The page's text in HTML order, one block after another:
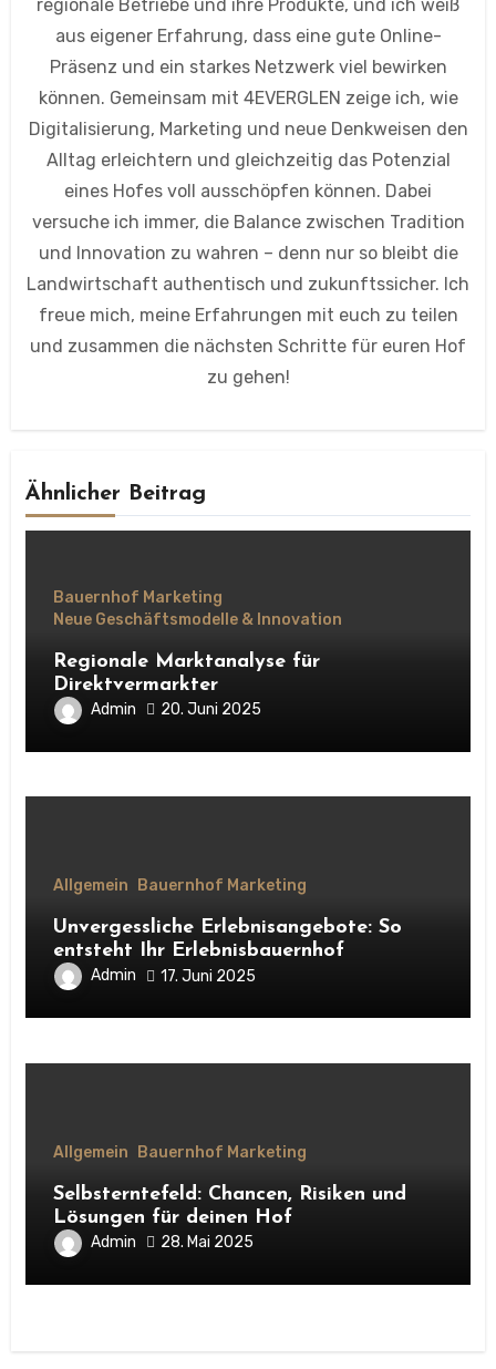
regionale Betriebe und ihre Produkte, und ich weiß
aus eigener Erfahrung, dass eine gute Online-
Präsenz und ein starkes Netzwerk viel bewirken
können. Gemeinsam mit 4EVERGLEN zeige ich, wie
Digitalisierung, Marketing und neue Denkweisen den
Alltag erleichtern und gleichzeitig das Potenzial
eines Hofes voll ausschöpfen können. Dabei
versuche ich immer, die Balance zwischen Tradition
und Innovation zu wahren – denn nur so bleibt die
Landwirtschaft authentisch und zukunftssicher. Ich
freue mich, meine Erfahrungen mit euch zu teilen
und zusammen die nächsten Schritte für euren Hof
zu gehen!
Ähnlicher Beitrag
Bauernhof Marketing
Neue Geschäftsmodelle & Innovation
Regionale Marktanalyse für
Direktvermarkter
Admin 20. Juni 2025
Allgemein Bauernhof Marketing
Unvergessliche Erlebnisangebote: So
entsteht Ihr Erlebnisbauernhof
Admin 17. Juni 2025
Allgemein Bauernhof Marketing
Selbsterntefeld: Chancen, Risiken und
Lösungen für deinen Hof
Admin 28. Mai 2025